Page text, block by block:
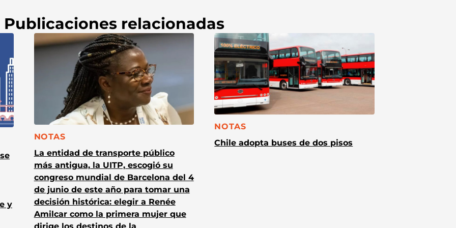
Publicaciones relacionadas
y
CATEGORÍA:
NOTAS
La entidad de transporte público
más antigua, la UITP, escogió su
congreso mundial de Barcelona del 4
de junio de este año para tomar una
decisión histórica: elegir a Renée
Amilcar como la primera mujer que
CATEGORÍA:
NOTAS
Chile adopta buses de dos pisos